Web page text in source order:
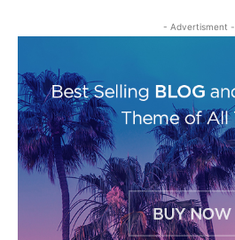
- Advertisment -